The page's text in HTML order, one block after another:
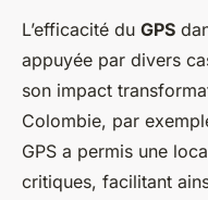
L’efficacité du GPS
appuyée par divers
son impact
Colombie, par
GPS a permis une
critiques, facilitant